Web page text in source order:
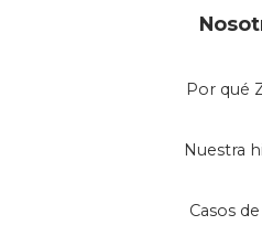
Por qué
Nuestra
Casos